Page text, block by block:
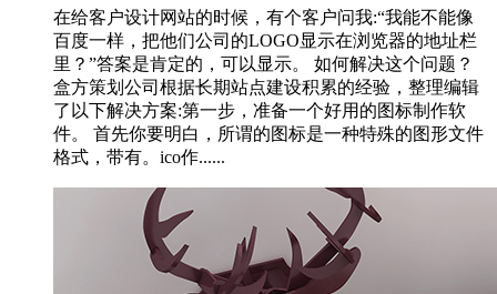
在给客户设计网站的时候，有个客户问我:“我能不能像
百度一样，把他们公司的LOGO显示在浏览器的地址栏
里？”答案是肯定的，可以显示。 如何解决这个问题？
盒方策划公司根据长期站点建设积累的经验，整理编辑
了以下解决方案:第一步，准备一个好用的图标制作软
件。 首先你要明白，所谓的图标是一种特殊的图形文件
格式，带有。ico作......